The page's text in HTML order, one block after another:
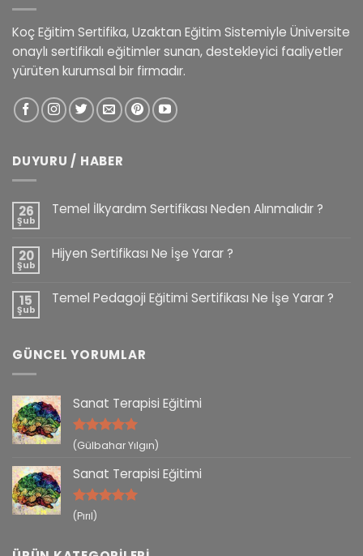
Koç Eğitim Sertifika, Uzaktan Eğitim Sistemiyle Üniversite
onaylı sertifikalı eğitimler sunan, destekleyici faaliyetler
yürüten kurumsal bir firmadır.
DUYURU / HABER
26
Şub
Temel İlkyardım Sertifikası Neden Alınmalıdır ?
20
Şub
Hijyen Sertifikası Ne İşe Yarar ?
15
Şub
Temel Pedagoji Eğitimi Sertifikası Ne İşe Yarar ?
GÜNCEL YORUMLAR
Sanat Terapisi Eğitimi
5 üzerinden
(Gülbahar Yılgın)
Sanat Terapisi Eğitimi
5 üzerinden
(Pırıl)